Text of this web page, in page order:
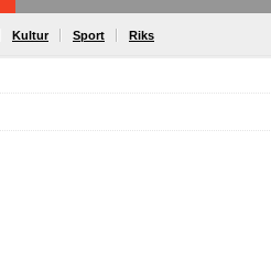
Kultur Sport Riks